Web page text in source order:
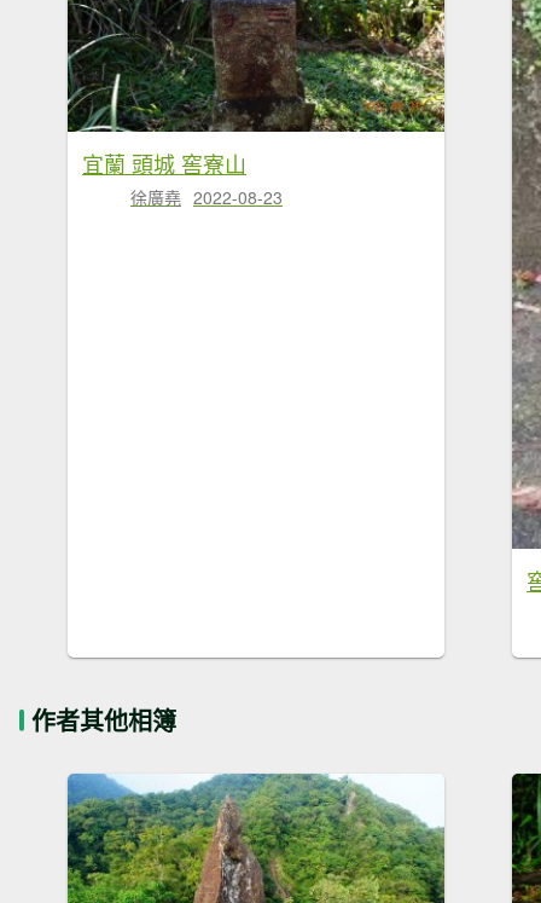
宜蘭 頭城 窖寮山
徐廣堯 2022-08-23
作者其他相簿